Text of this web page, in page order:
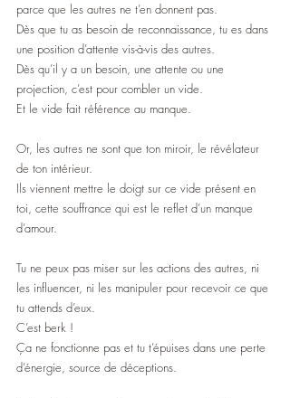
parce que les autres ne t’en donnent pas.
Dès que tu as besoin de reconnaissance, tu es dans
une position d’attente vis-à-vis des autres.
Dès qu’il y a un besoin, une attente ou une
projection, c’est pour combler un vide.
Et le vide fait référence au manque.
Or, les autres ne sont que ton miroir, le révélateur
de ton intérieur.
Ils viennent mettre le doigt sur ce vide présent en
toi, cette souffrance qui est le reflet d’un manque
d’amour.
Tu ne peux pas miser sur les actions des autres, ni
les influencer, ni les manipuler pour recevoir ce que
tu attends d’eux.
C’est berk !
Ça ne fonctionne pas et tu t’épuises dans une perte
d’énergie, source de déceptions.